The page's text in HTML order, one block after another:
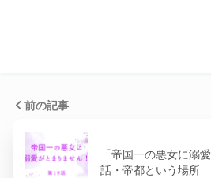
前の記事
「帝国一の悪女に溺
話・帝都という場所